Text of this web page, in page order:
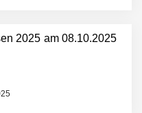
2025 am 08.10.2025
um den